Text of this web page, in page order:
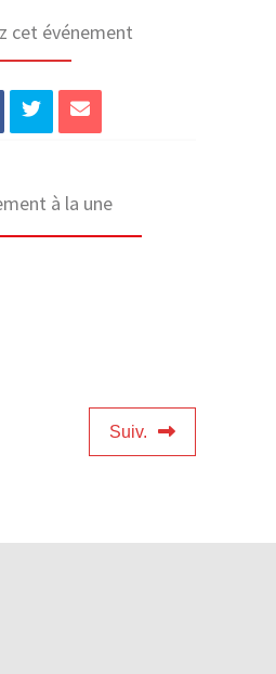
cet événement
à la une
Suiv.